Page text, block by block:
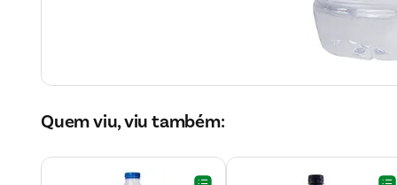
Quem viu, viu também: